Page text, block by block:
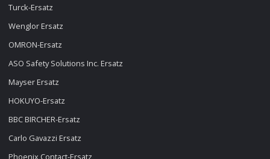
Turck-Ersatz
Wenglor Ersatz
OMRON-Ersatz
ASO Safety Solutions Inc. Ersatz
Mayser Ersatz
HOKUYO-Ersatz
BBC BIRCHER-Ersatz
Carlo Gavazzi Ersatz
Phoenix Contact-Ersatz